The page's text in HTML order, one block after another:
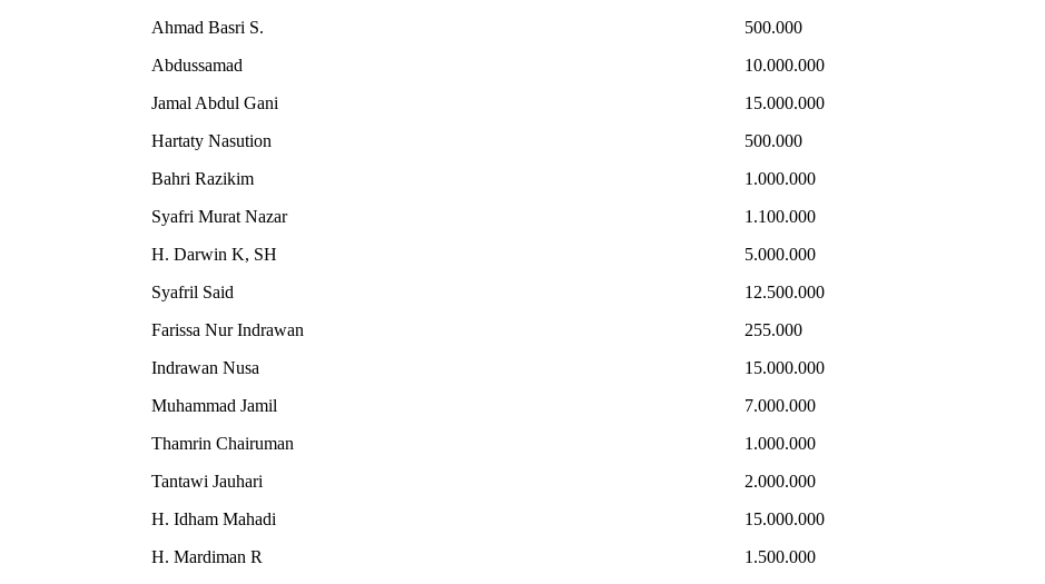
Ahmad Basri S.
500.000
Abdussamad
10.000.000
Jamal Abdul Gani
15.000.000
Hartaty Nasution
500.000
Bahri Razikim
1.000.000
Syafri Murat Nazar
1.100.000
H. Darwin K, SH
5.000.000
Syafril Said
12.500.000
Farissa Nur Indrawan
255.000
Indrawan Nusa
15.000.000
Muhammad Jamil
7.000.000
Thamrin Chairuman
1.000.000
Tantawi Jauhari
2.000.000
H. Idham Mahadi
15.000.000
H. Mardiman R
1.500.000